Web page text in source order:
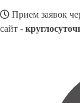
Прием заявок
сайт -